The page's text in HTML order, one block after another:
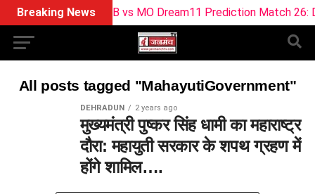
Breaking NewsSOB vs MO Dream11 Prediction Match 26:
All posts tagged "MahayutiGovernment"
DEHRADUN 2 years ago
मुख्यमंत्री पुष्कर सिंह धामी का महाराष्ट्र
दौरा: महायुती सरकार के शपथ ग्रहण में
होंगे शामिल….